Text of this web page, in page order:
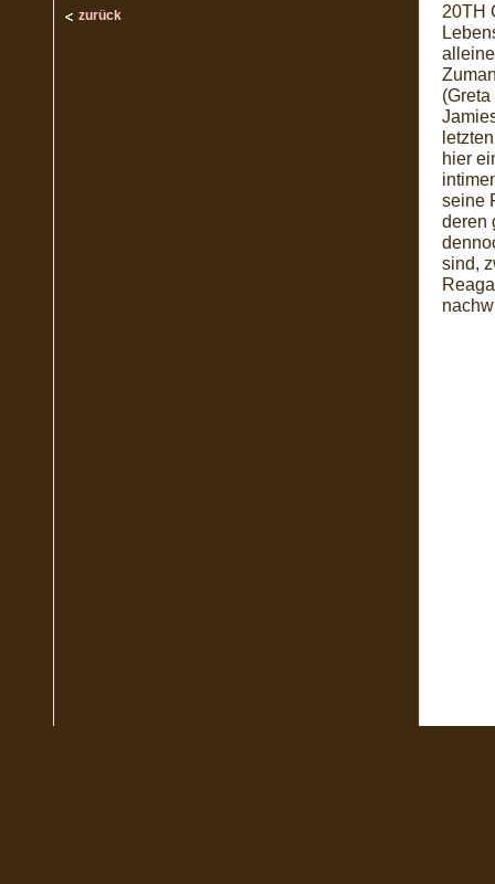
zurück
20TH
hier
seine
deren
sind,